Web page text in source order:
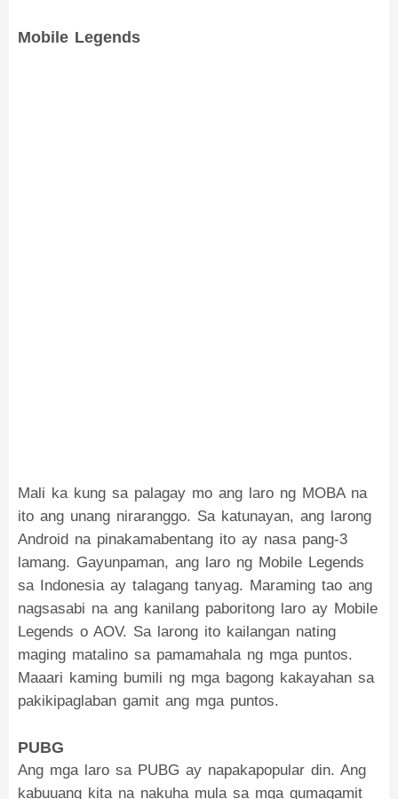
Mobile Legends
Mali ka kung sa palagay mo ang laro ng MOBA na
ito ang unang niraranggo. Sa katunayan, ang larong
Android na pinakamabentang ito ay nasa pang-3
lamang. Gayunpaman, ang laro ng Mobile Legends
sa Indonesia ay talagang tanyag. Maraming tao ang
nagsasabi na ang kanilang paboritong laro ay Mobile
Legends o AOV. Sa larong ito kailangan nating
maging matalino sa pamamahala ng mga puntos.
Maaari kaming bumili ng mga bagong kakayahan sa
pakikipaglaban gamit ang mga puntos.
PUBG
Ang mga laro sa PUBG ay napakapopular din. Ang
kabuuang kita na nakuha mula sa mga gumagamit